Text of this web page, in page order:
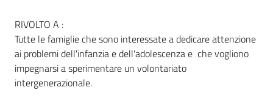
Newsletter
RIVOLTO A :
Tutte le famiglie che sono interessate a dedicare attenzione
ai problemi dell'infanzia e dell'adolescenza e che vogliono
impegnarsi a sperimentare un volontariato
intergenerazionale.